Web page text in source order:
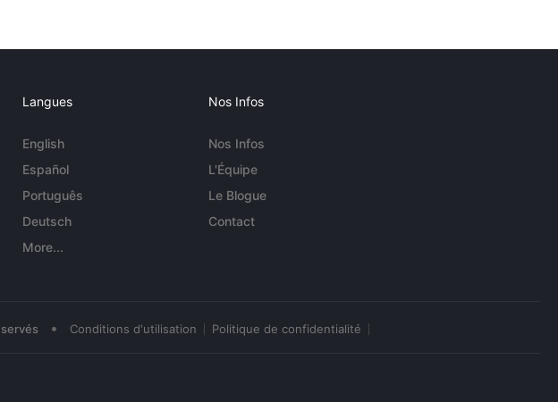
Langues
English
Español
Português
Deutsch
More...
Nos Infos
Nos Infos
L'Équipe
Le Blogue
Contact
• Conditions d'utilisation Politique de confidentialité